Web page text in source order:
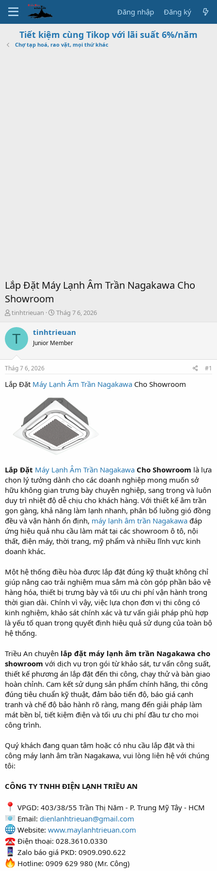
Đăng nhập Đăng ký
Tiết kiệm cùng Tikop với lãi suất 6%/năm
Chợ tạp hoá, rao vặt, mọi thứ khác
Lắp Đặt Máy Lạnh Âm Trần Nagakawa Cho
Showroom
T
r
a
s
t
a
r
tinhtrieuan
S
a
t
e
Thág 7 6, 2026
T tinhtrieuan
Junior Member
Thág 7 6, 2026 #1
Lắp Đặt Máy Lạnh Âm Trần Nagakawa Cho Showroom
Lắp Đặt Máy Lạnh Âm Trần Nagakawa Cho Showroom là lựa
chọn lý tưởng dành cho các doanh nghiệp mong muốn sở
hữu không gian trưng bày chuyên nghiệp, sang trọng và luôn
duy trì nhiệt độ dễ chịu cho khách hàng. Với thiết kế âm trần
gọn gàng, khả năng làm lạnh nhanh, phân bổ luồng gió đồng
đều và vận hành ổn định, máy lạnh âm trần Nagakawa đáp
ứng hiệu quả nhu cầu làm mát tại các showroom ô tô, nội
thất, điện máy, thời trang, mỹ phẩm và nhiều lĩnh vực kinh
doanh khác.
Một hệ thống điều hòa được lắp đặt đúng kỹ thuật không chỉ
giúp nâng cao trải nghiệm mua sắm mà còn góp phần bảo vệ
hàng hóa, thiết bị trưng bày và tối ưu chi phí vận hành trong
thời gian dài. Chính vì vậy, việc lựa chọn đơn vị thi công có
kinh nghiệm, khảo sát chính xác và tư vấn giải pháp phù hợp
là yếu tố quan trọng quyết định hiệu quả sử dụng của toàn bộ
hệ thống.
Triều An chuyên lắp đặt máy lạnh âm trần Nagakawa cho
showroom với dịch vụ trọn gói từ khảo sát, tư vấn công suất,
thiết kế phương án lắp đặt đến thi công, chạy thử và bàn giao
hoàn chỉnh. Cam kết sử dụng sản phẩm chính hãng, thi công
đúng tiêu chuẩn kỹ thuật, đảm bảo tiến độ, báo giá cạnh
tranh và chế độ bảo hành rõ ràng, mang đến giải pháp làm
mát bền bỉ, tiết kiệm điện và tối ưu chi phí đầu tư cho mọi
công trình.
Quý khách đang quan tâm hoặc có nhu cầu lắp đặt và thi
công máy lạnh âm trần Nagakawa, vui lòng liên hệ với chúng
tôi:
CÔNG TY TNHH ĐIỆN LẠNH TRIỀU AN
VPGD: 403/38/55 Trần Thị Năm - P. Trung Mỹ Tây - HCM
Email: dienlanhtrieuan@gmail.com
Website: www.maylanhtrieuan.com
Điện thoại: 028.3610.0330
Zalo báo giá PKD: 0909.090.622
Hotline: 0909 629 980 (Mr. Công)